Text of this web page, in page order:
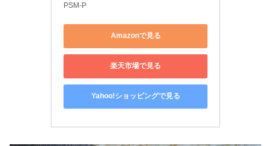
PSM-P
Amazonで見る
楽天市場で見る
Yahoo!ショッピングで見る